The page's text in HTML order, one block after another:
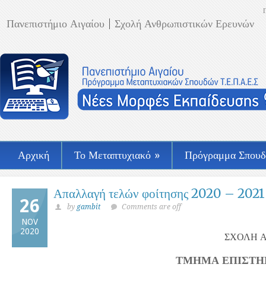
Πανεπιστήμιο Αιγαίου Σχολή Ανθρωπιστικών Ερευνών
Αρχική Το Μεταπτυχιακό » Πρόγραμμα
26
NOV
2020
Απαλλαγή τελών φοίτησης 2020 – 2021
by gambit Comments are off
ΣΧΟΛΗ
ΤΜΗΜΑ